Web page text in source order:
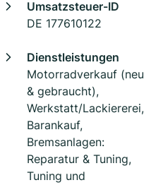
Umsatzsteuer-ID
DE 177610122
Dienstleistungen
Motorradverkauf (neu
& gebraucht),
Werkstatt/Lackiererei,
Barankauf,
Bremsanlagen:
Reparatur & Tuning,
Tuning und